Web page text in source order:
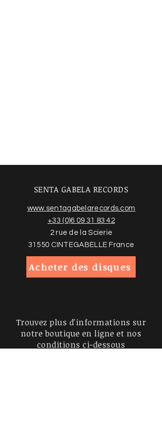
SENTA GABELA RECORDS
www.sentagabelarecords.com
+33 (0)6 09 31 83 42
2 rue de la Scierie
31550 CINTEGABELLE France
Acheter des disques
Trouvez plus d'informations sur
notre boutique en ligne et nos
conditions ci-dessous